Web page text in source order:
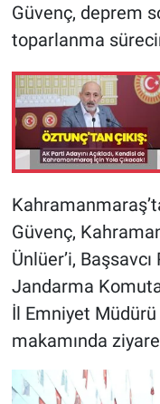
Güvenç, deprem
toparlanma
Güvenç,
Ünlüer’i,
Jandarma
İl Emniyet Müdürü
makamında